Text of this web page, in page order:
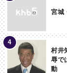
宮城
村井
辱で
動